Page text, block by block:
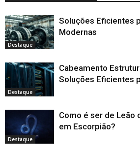
Destaque
Soluções Eficientes
Modernas
Destaque
Cabeamento
Soluções Eficientes
Destaque
Como é ser de Leão
em Escorpião?